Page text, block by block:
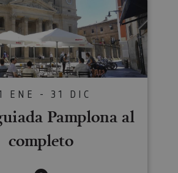
ENE - 31 DIC
Pamplona al
completo